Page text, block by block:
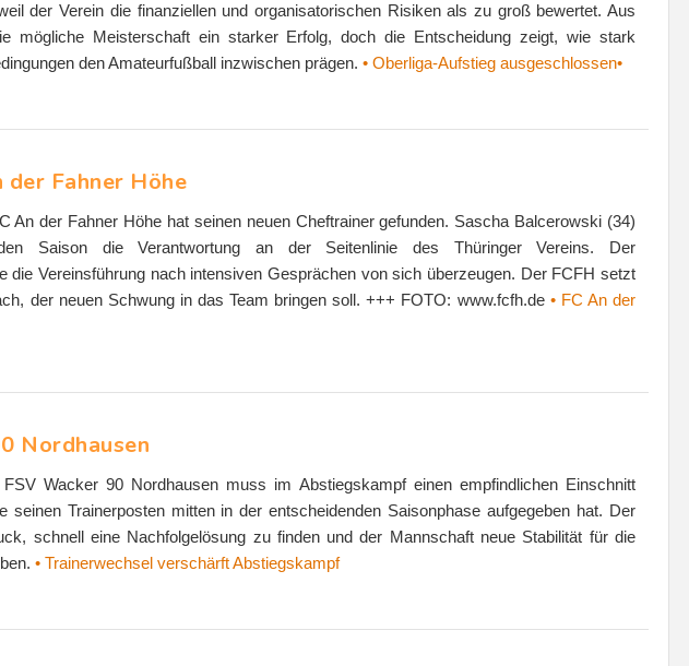
der Verein die finanziellen und organisatorischen Risiken als zu groß bewertet. Aus
mögliche Meisterschaft ein starker Erfolg, doch die Entscheidung zeigt, wie stark
den Amateurfußball inzwischen prägen. • Oberliga-Aufstieg ausgeschlossen•
Fahner Höhe
An der Fahner Höhe hat seinen neuen Cheftrainer gefunden. Sascha Balcerowski (34)
Saison die Verantwortung an der Seitenlinie des Thüringer Vereins. Der
die Vereinsführung nach intensiven Gesprächen von sich überzeugen. Der FCFH setzt
der neuen Schwung in das Team bringen soll. +++ FOTO: www.fcfh.de • FC An der
Nordhausen
Wacker 90 Nordhausen muss im Abstiegskampf einen empfindlichen Einschnitt
seinen Trainerposten mitten in der entscheidenden Saisonphase aufgegeben hat. Der
schnell eine Nachfolgelösung zu finden und der Mannschaft neue Stabilität für die
• Trainerwechsel verschärft Abstiegskampf